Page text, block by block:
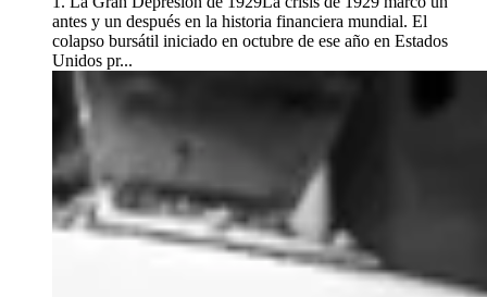
antes y un después en la historia financiera mundial. El
colapso bursátil iniciado en octubre de ese año en Estados
Unidos pr...